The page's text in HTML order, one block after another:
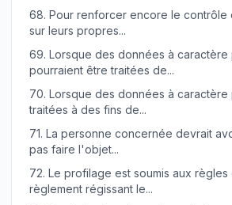
68. Pour renforcer encore le
sur leurs propres...
69. Lorsque des données à caractère
pourraient être traitées de...
70. Lorsque des données à caractère
traitées à des fins de...
71. La personne concernée devrait
pas faire l'objet...
72. Le profilage est soumis aux
règlement régissant le...